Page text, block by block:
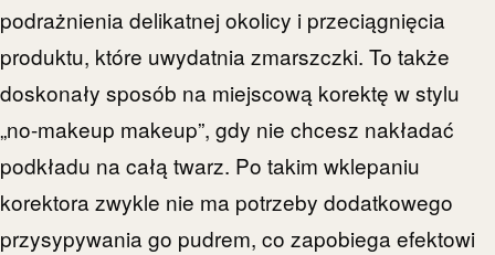
podrażnienia delikatnej okolicy i przeciągnięcia
produktu, które uwydatnia zmarszczki. To także
doskonały sposób na miejscową korektę w stylu
„no-makeup makeup”, gdy nie chcesz nakładać
podkładu na całą twarz. Po takim wklepaniu
korektora zwykle nie ma potrzeby dodatkowego
przysypywania go pudrem, co zapobiega efektowi